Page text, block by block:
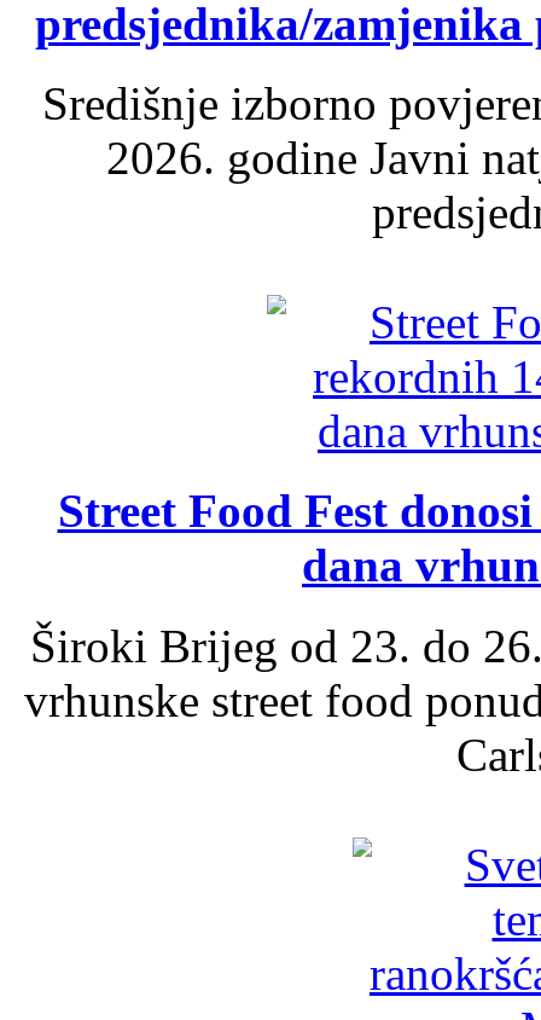
predsjednika/
Središnje izborno
2026. godine Javni
Street Food Fest
dana
Široki Brijeg od 23. do
vrhunske street food